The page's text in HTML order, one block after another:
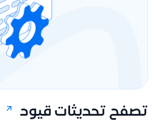
تصفح تحديثات قيود